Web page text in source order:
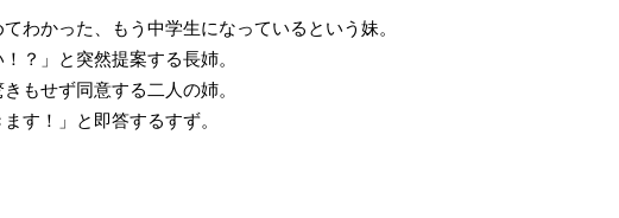
わかった、もう中学生になっているという妹。
！？」と突然提案する長姉。
もせず同意する二人の姉。
す！」と即答するすず。